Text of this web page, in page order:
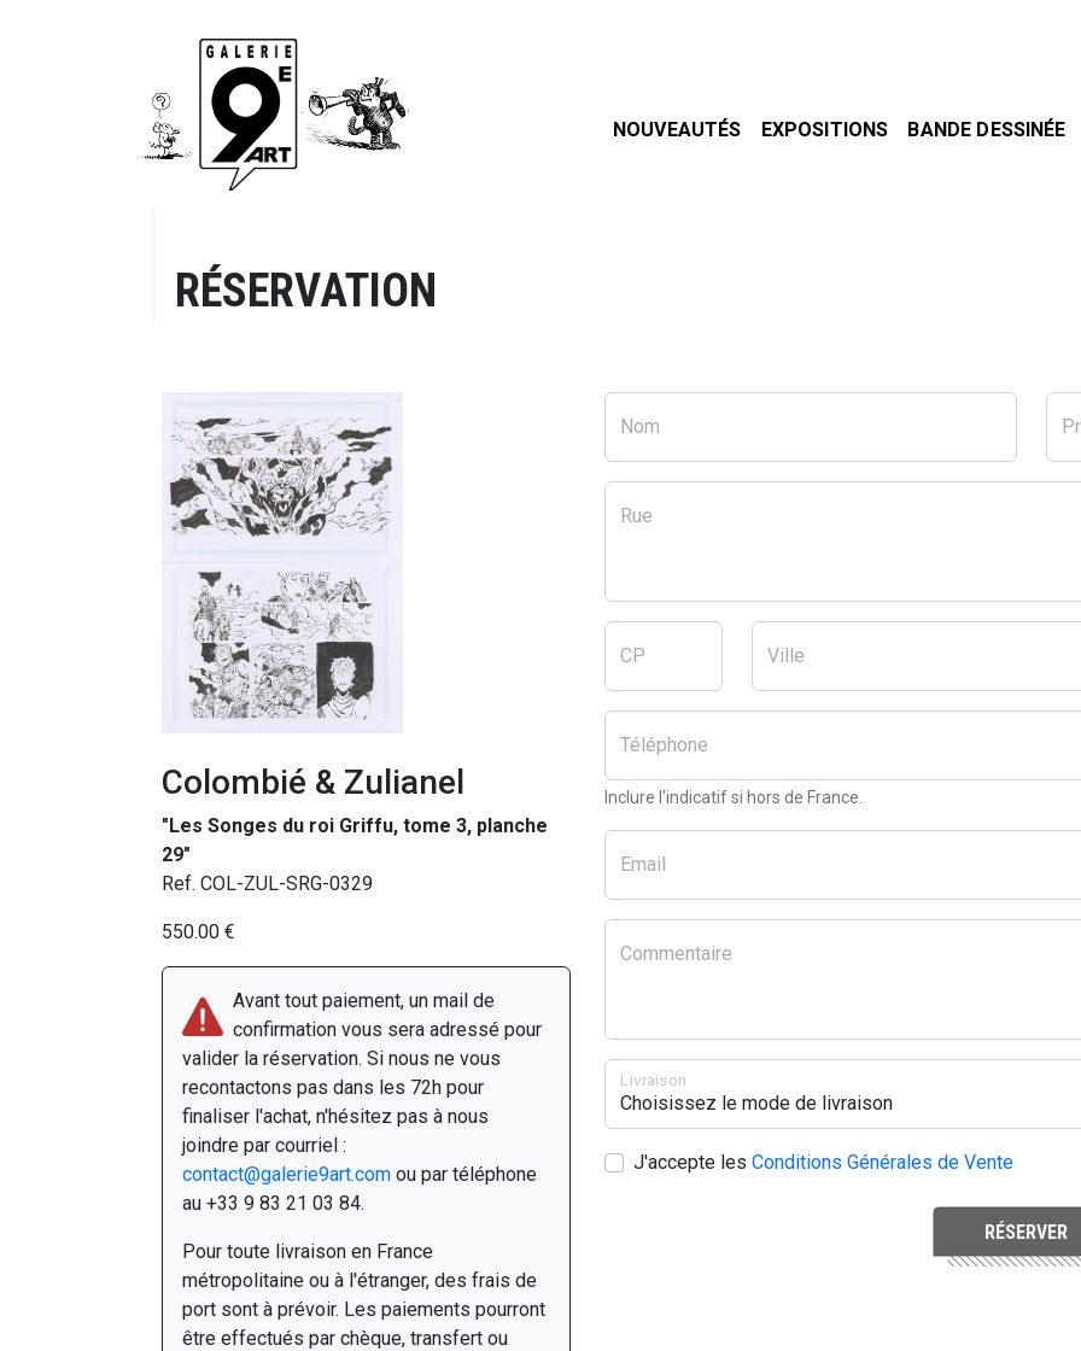
NOUVEAUTÉS EXPOSITIONS BANDE DESSINÉE
RÉSERVATION
Colombié & Zulianel
"Les Songes du roi Griffu, tome 3, planche
29"
Ref. COL-ZUL-SRG-0329
550.00 €
Avant tout paiement, un mail de
confirmation vous sera adressé pour
valider la réservation. Si nous ne vous
recontactons pas dans les 72h pour
finaliser l'achat, n'hésitez pas à nous
joindre par courriel :
contact@galerie9art.com ou par téléphone
au +33 9 83 21 03 84.
Pour toute livraison en France
métropolitaine ou à l'étranger, des frais de
port sont à prévoir. Les paiements pourront
être effectués par chèque, transfert ou
Nom
Rue
CP Ville
Téléphone
Inclure l'indicatif si hors de France.
Email
Commentaire
Livraison
J'accepte les Conditions Générales de Vente
RÉSERVER